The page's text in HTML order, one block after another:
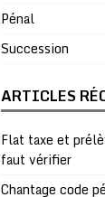
Pénal
Succession
ARTICLES
Flat taxe et
faut vérifier
Chantage code